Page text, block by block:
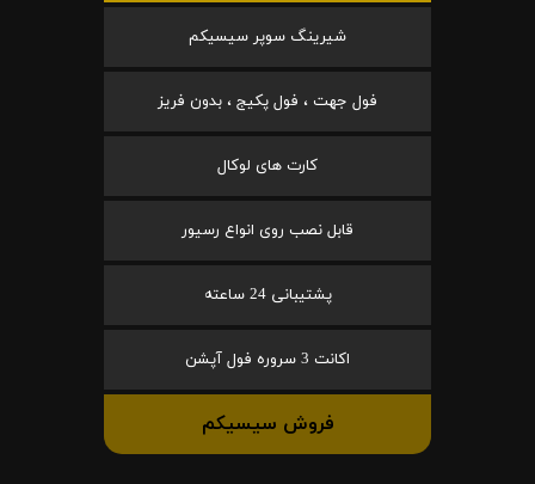
شیرینگ سوپر سیسیکم
فول جهت ، فول پکیج ، بدون فریز
کارت های لوکال
قابل نصب روی انواع رسیور
پشتیبانی 24 ساعته
اکانت 3 سروره فول آپشن
فروش سیسیکم